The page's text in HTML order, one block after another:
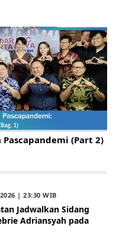
Hadirkan Pakar Ritel
(Part 2)
| 23:30 WIB
Jadwalkan Sidang
Adriansyah pada